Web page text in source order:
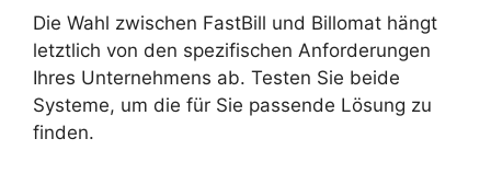
Die Wahl zwischen FastBill und Billomat hängt
letztlich von den spezifischen Anforderungen
Ihres Unternehmens ab. Testen Sie beide
Systeme, um die für Sie passende Lösung zu
finden.